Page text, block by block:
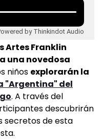
by Thinkindot Audio
Artes Franklin
una novedosa
niños explorarán la
"Argentina" del
. A través del
descubrirán
secretos de esta